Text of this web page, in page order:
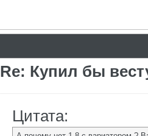
Re: Купил бы
Цитата: